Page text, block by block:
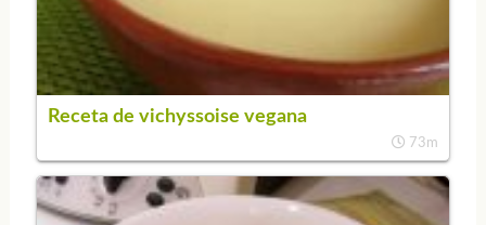
Receta de vichyssoise vegana
73m